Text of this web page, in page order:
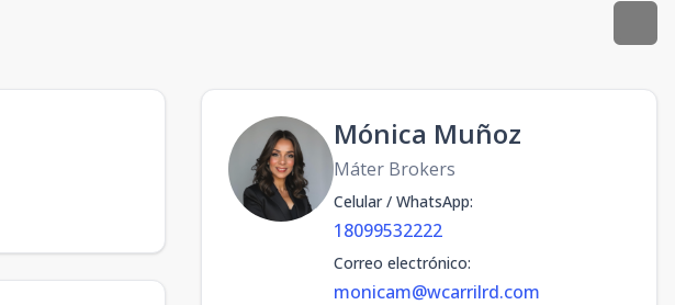
Mónica Muñoz
Máter Brokers
Celular / WhatsApp:
18099532222
Correo electrónico:
monicam@wcarrilrd.com